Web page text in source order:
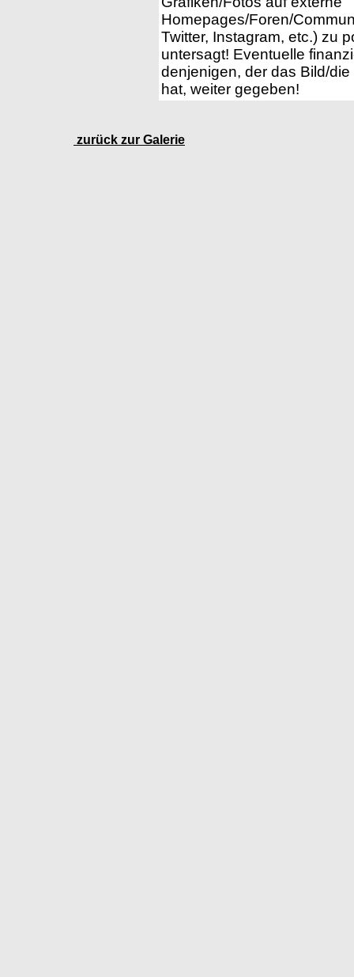
Homepages/Foren/
Twitter, Instagram, etc.) zu
untersagt! Eventuelle
denjenigen, der das Bild/
hat, weiter gegeben!
zurück zur Galerie